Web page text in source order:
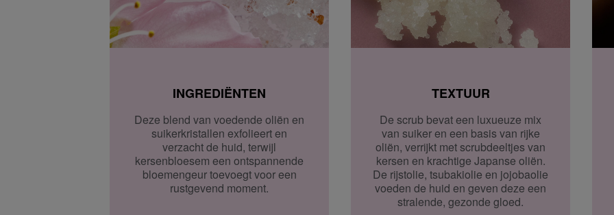
eens 14 dagen de tijd om de producten te retourneren. Om jouw bestelling te
herroepen, kun je contact met ons opnemen of gebruikmaken van een
Omruilen of terugbrengen in de winkel
Je mag het product ook terugbrengen of omruilen in een winkel bij jou in de
buurt. Hiervoor hoef je geen retourformulier in te vullen. Neem wel je
INGREDIËNTEN
Deze blend van voedende oliën en
suikerkristallen exfolieert en
verzacht de huid, terwijl
kersenbloesem een ontspannende
bloemengeur toevoegt voor een
rustgevend moment.​
TEXTUUR
De scrub bevat een luxueuze mix
van suiker en een basis van rijke
oliën, verrijkt met scrubdeeltjes van
kersen en krachtige Japanse oliën.
De rijstolie, tsubakiolie en jojobaolie
voeden de huid en geven deze een
stralende, gezonde gloed.